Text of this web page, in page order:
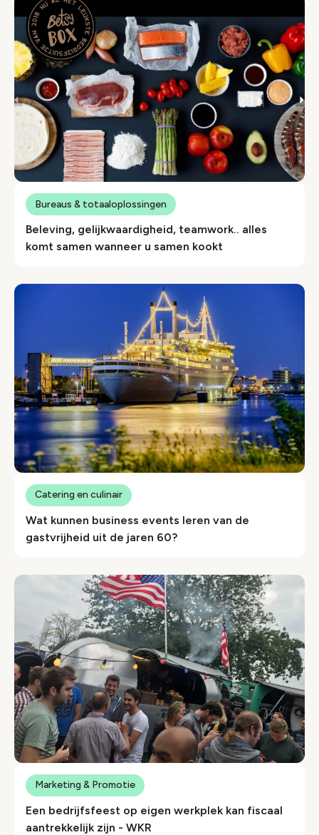
Beleving, gelijkwaardigheid, teamwork.. alles
komt samen wanneer u samen kookt
Bureaus & totaaloplossingen
Wat kunnen business events leren van de
gastvrijheid uit de jaren 60?
Catering en culinair
Een bedrijfsfeest op eigen werkplek kan fiscaal
aantrekkelijk zijn - WKR
Marketing & Promotie